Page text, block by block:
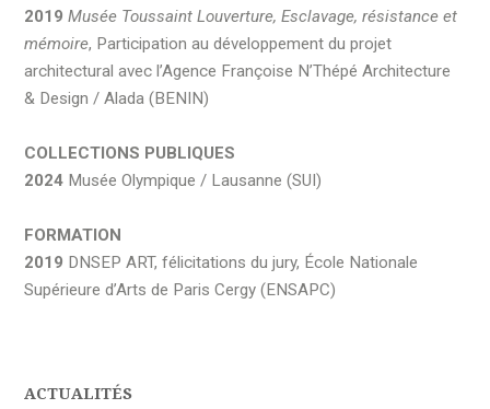
2019 Musée Toussaint Louverture, Esclavage, résistance et
mémoire, Participation au développement du projet
architectural avec l’Agence Françoise N’Thépé Architecture
& Design / Alada (BENIN)
COLLECTIONS PUBLIQUES
2024 Musée Olympique / Lausanne (SUI)
FORMATION
2019 DNSEP ART, félicitations du jury, École Nationale
Supérieure d’Arts de Paris Cergy (ENSAPC)
ACTUALITÉS